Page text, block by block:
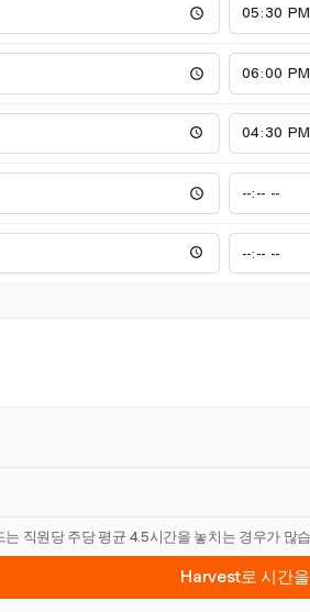
직원당 주당 평균 4.5시간을 놓치는 경우가 많
Harvest로 시간